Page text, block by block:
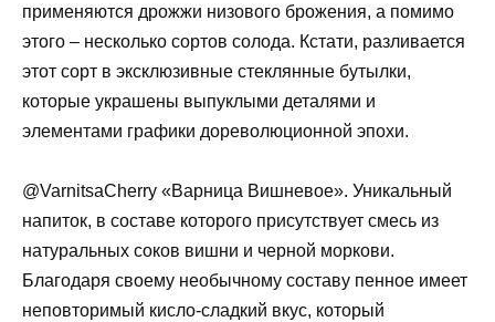
применяются дрожжи низового брожения, а помимо
этого – несколько сортов солода. Кстати, разливается
этот сорт в эксклюзивные стеклянные бутылки,
которые украшены выпуклыми деталями и
элементами графики дореволюционной эпохи.
@VarnitsaCherry «Варница Вишневое». Уникальный
напиток, в составе которого присутствует смесь из
натуральных соков вишни и черной моркови.
Благодаря своему необычному составу пенное имеет
неповторимый кисло-сладкий вкус, который